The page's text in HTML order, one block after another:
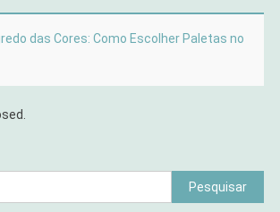
das Cores: Como Escolher Paletas no
Pesquisar
por: